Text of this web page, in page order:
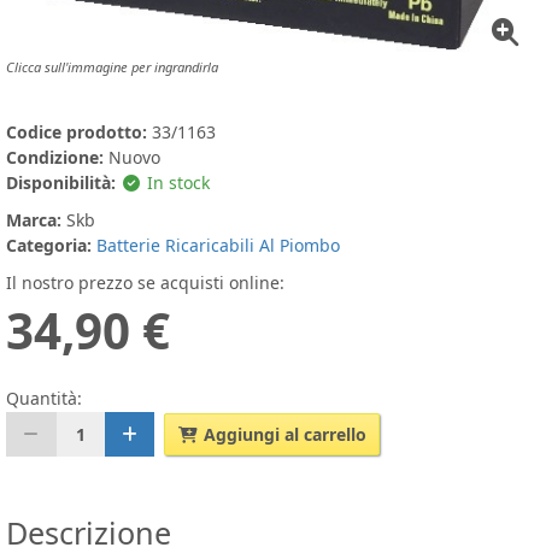
Clicca sull'immagine per ingrandirla
Codice prodotto: 33/1163
Condizione: Nuovo
Disponibilità:
In stock
Marca: Skb
Categoria: Batterie Ricaricabili Al Piombo
Il nostro prezzo se acquisti online:
34,90 €
Quantità:
1
Aggiungi al carrello
Descrizione